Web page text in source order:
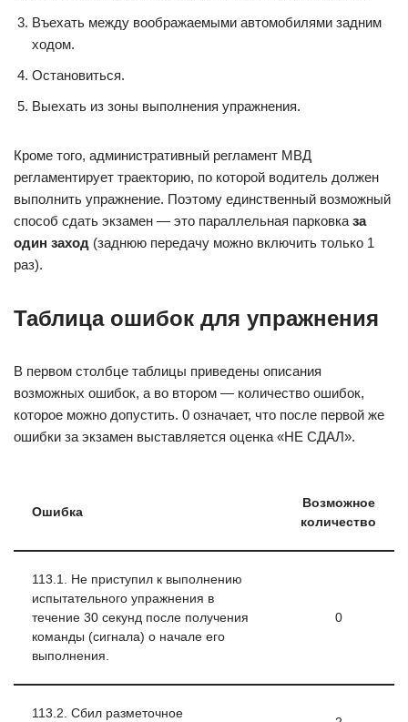
Въехать между воображаемыми автомобилями задним
ходом.
Остановиться.
Выехать из зоны выполнения упражнения.
Кроме того, административный регламент МВД
регламентирует траекторию, по которой водитель должен
выполнить упражнение. Поэтому единственный возможный
способ сдать экзамен — это параллельная парковка за
один заход (заднюю передачу можно включить только 1
раз).
Таблица ошибок для упражнения
В первом столбце таблицы приведены описания
возможных ошибок, а во втором — количество ошибок,
которое можно допустить. 0 означает, что после первой же
ошибки за экзамен выставляется оценка «НЕ СДАЛ».
Ошибка
Возможное
количество
113.1. Не приступил к выполнению
испытательного упражнения в
течение 30 секунд после получения
команды (сигнала) о начале его
выполнения.
0
113.2. Сбил разметочное